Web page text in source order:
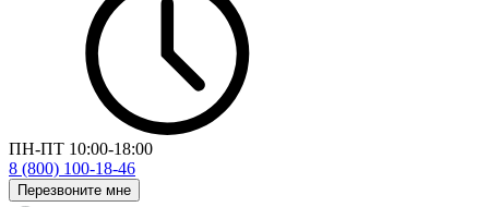
ПН-ПТ 10:00-18:00
8 (800) 100-18-46
Перезвоните мне